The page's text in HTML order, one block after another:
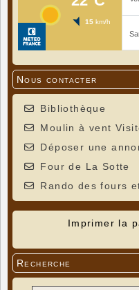
Nous contacter
Bibliothèque
Moulin à vent
Déposer une
Four de La Sotte
Rando des fours
Imprimer la
Recherche